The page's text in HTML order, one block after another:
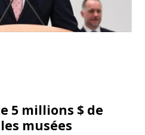
5 millions $ de
musées